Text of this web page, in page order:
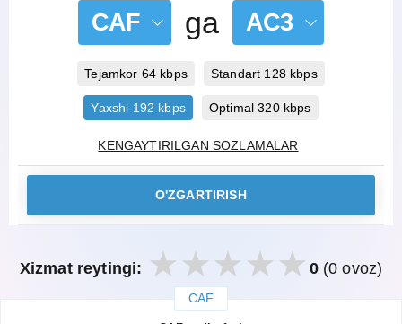
CAF ga AC3
Tejamkor 64 kbps Standart 128 kbps
Yaxshi 192 kbps Optimal 320 kbps
KENGAYTIRILGAN SOZLAMALAR
O'ZGARTIRISH
Xizmat reytingi: 0(0 ovoz)
CAF